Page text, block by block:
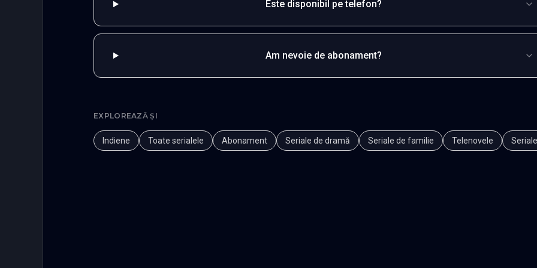
Este disponibil pe telefon?
Am nevoie de abonament?
EXPLOREAZĂ ȘI
Indiene Toate serialele Abonament Seriale de dramă Seriale de familie Telenovele